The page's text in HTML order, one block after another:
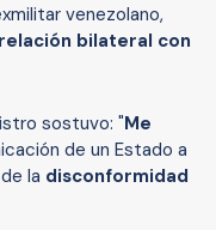
venezolano,
bilateral con
sostuvo: "Me
de un Estado a
la disconformidad